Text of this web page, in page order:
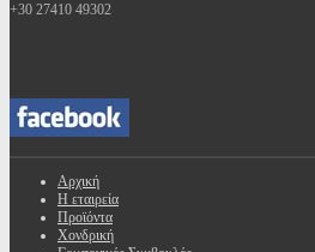
+30 27410 49302
Αρχική
Η εταιρεία
Προϊόντα
Χονδρική